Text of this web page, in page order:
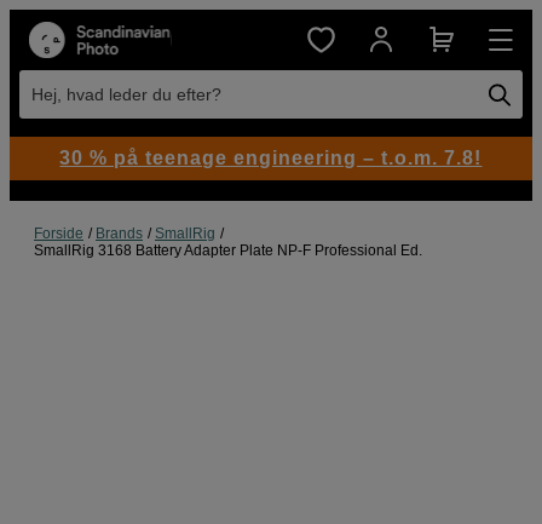
Hej, hvad leder du efter?
Forside Brands
SmallRig
SmallRig 3168 Battery Adapter Plate NP-F Professional Ed.
30 % på teenage engineering – t.o.m. 7.8!